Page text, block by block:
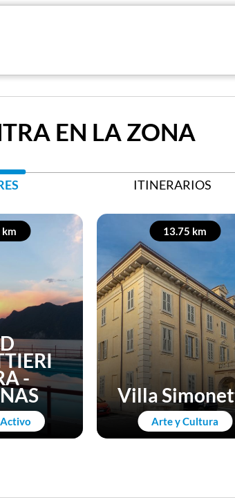
EN LA ZONA
ITINERARIOS
km
-
13.75 km
Arte y Cultura
Villa